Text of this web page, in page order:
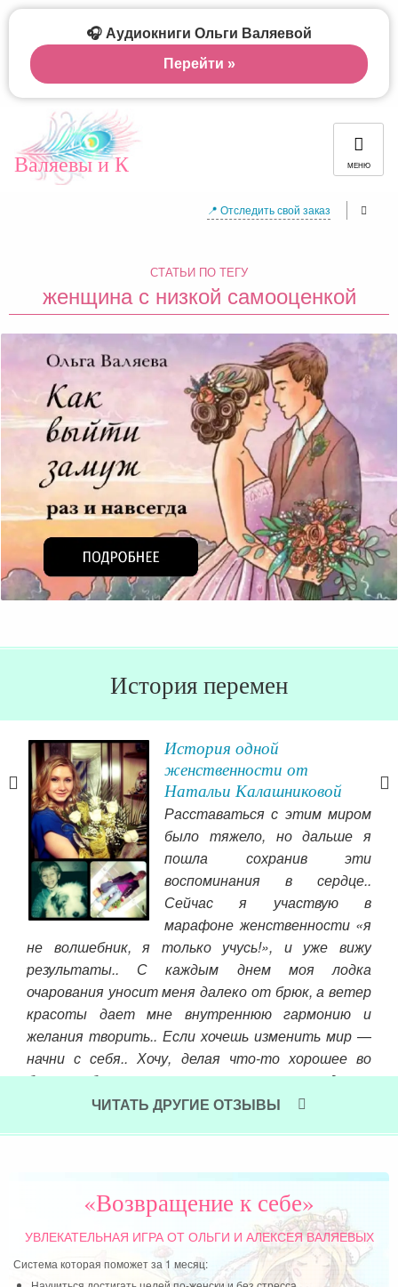
Валяевы и К МЕНЮ
📍 Отследить свой заказ
СТАТЬИ ПО ТЕГУ
женщина с низкой самооценкой
История перемен
История одной
женственности от
Натальи Калашниковой
Расставаться с этим миром
было тяжело, но дальше я
пошла сохранив эти
воспоминания в сердце..
Сейчас я участвую в
марафоне женственности «я
не волшебник, я только учусь!», и уже вижу
результаты.. С каждым днем моя лодка
очарования уносит меня далеко от брюк, а ветер
красоты дает мне внутреннюю гармонию и
желания творить.. Если хочешь изменить мир —
начни с себя.. Хочу, делая что-то хорошее во
благо себя, приносить этим пользу и радость
окружающим.. Я хочу научиться видеть
понять своЁ предназначение.. Я хочу утолить
своЁ любопытство.. хочу! хочу! хочу!:)
ЧИТАТЬ ДРУГИЕ ОТЗЫВЫ
«Возвращение к себе»
УВЛЕКАТЕЛЬНАЯ ИГРАОТ ОЛЬГИ И АЛЕКСЕЯ ВАЛЯЕВЫХ
Система которая поможет за 1 месяц:
🎧 Аудиокниги Ольги Валяевой
Перейти »